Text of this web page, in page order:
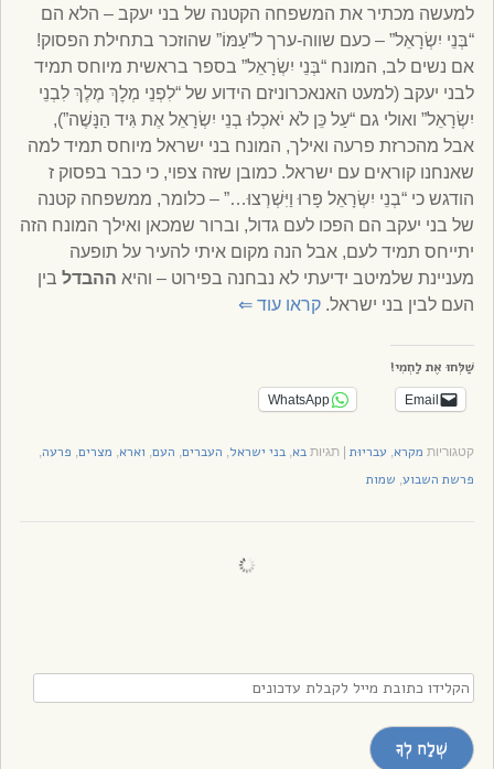
למעשה מכתיר את המשפחה הקטנה של בני יעקב – הלא הם
“בְּנֵי יִשְׂרָאֵל” – כעם שווה-ערך ל”עַמּוֹ” שהוזכר בתחילת הפסוק!
אם נשים לב, המונח “בְּנֵי יִשְׂרָאֵל” בספר בראשית מיוחס תמיד
לבני יעקב (למעט האנאכרוניזם הידוע של “לִפְנֵי מְלׇךְ מֶלֶךְ לִבְנֵי
יִשְׂרָאֵל” ואולי גם “עַל כֵּן לֹא יֹאכְלוּ בְנֵי יִשְׂרָאֵל אֶת גִּיד הַנָּשֶׁה”),
אבל מהכרזת פרעה ואילך, המונח בני ישראל מיוחס תמיד למה
שאנחנו קוראים עם ישראל. כמובן שזה צפוי, כי כבר בפסוק ז
הודגש כי “בְנֵי יִשְׂרָאֵל פָּרוּ וַיִּשְׁרְצוּ…” – כלומר, ממשפחה קטנה
של בני יעקב הם הפכו לעם גדול, וברור שמכאן ואילך המונח הזה
יתייחס תמיד לעם, אבל הנה מקום איתי להעיר על תופעה
מעניינת שלמיטב ידיעתי לא נבחנה בפירוט – והיא ההבדל בין
העם לבין בני ישראל.קראו עוד⇐
שַׁלְּחוּ אֶת לַחְמִי!
Email
WhatsApp
קטגוריות מקרא עבריוּת |תגיות בא בני ישראל העברים העם וארא מצרים פרעה
פרשת השבוע שמות
הקלידו
כתובת
מייל
לקבלתשְׁלַח לְךָ